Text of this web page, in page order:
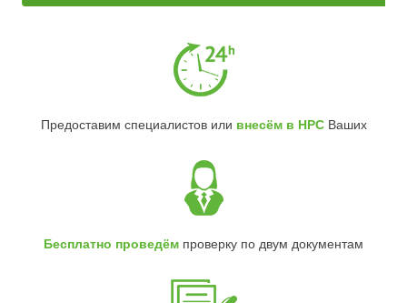
Предоставим специалистов или внесём в НРСВаших
Бесплатно проведём проверку по двум документам